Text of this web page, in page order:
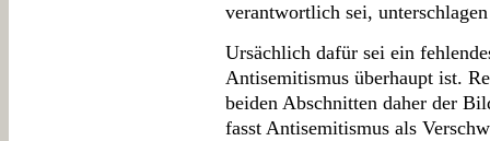
verantwortlich sei,
Ursächlich dafür sei ein
Antisemitismus überhaupt ist.
beiden Abschnitten daher der
fasst Antisemitismus als